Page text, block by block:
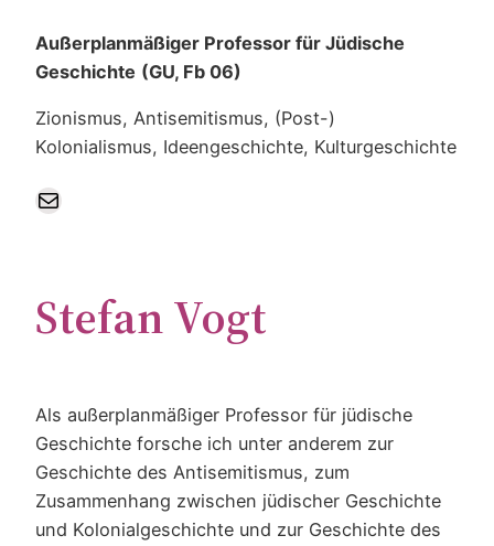
Außerplanmäßiger Professor für Jüdische
Geschichte (GU, Fb 06)
Zionismus, Antisemitismus, (Post-)
Kolonialismus, Ideengeschichte, Kulturgeschichte
E-Mail
Stefan Vogt
Als außerplanmäßiger Professor für jüdische
Geschichte forsche ich unter anderem zur
Geschichte des Antisemitismus, zum
Zusammenhang zwischen jüdischer Geschichte
und Kolonialgeschichte und zur Geschichte des